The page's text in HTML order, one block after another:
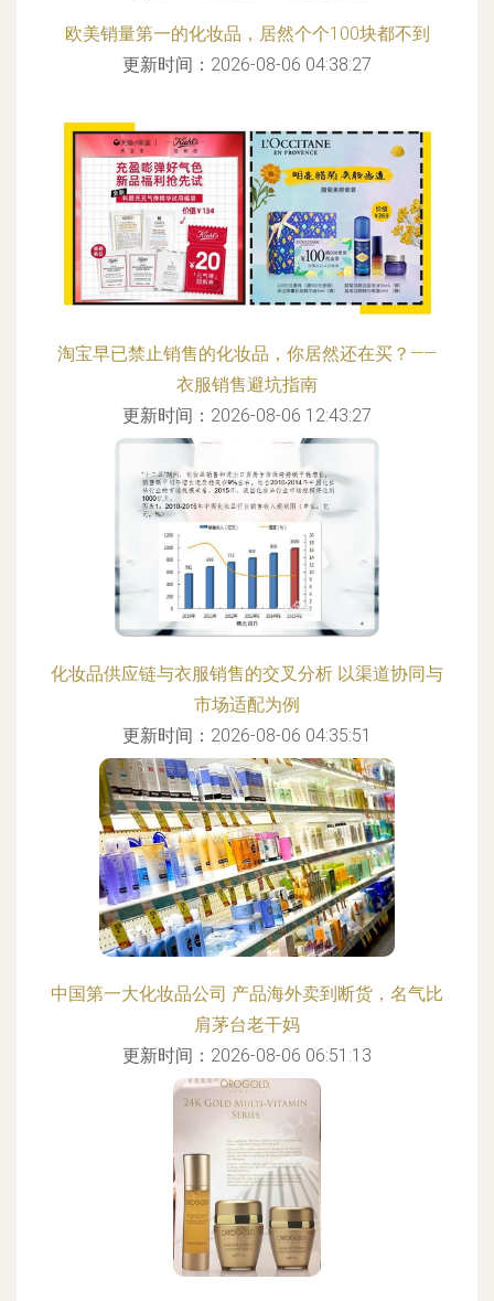
欧美销量第一的化妆品，居然个个100块都不到
更新时间：2026-08-06 04:38:27
淘宝早已禁止销售的化妆品，你居然还在买？——
衣服销售避坑指南
更新时间：2026-08-06 12:43:27
化妆品供应链与衣服销售的交叉分析 以渠道协同与
市场适配为例
更新时间：2026-08-06 04:35:51
中国第一大化妆品公司 产品海外卖到断货，名气比
肩茅台老干妈
更新时间：2026-08-06 06:51:13